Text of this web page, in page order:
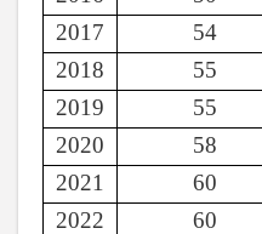
2017
54
2018
55
2019
55
2020
58
2021
60
2022
60